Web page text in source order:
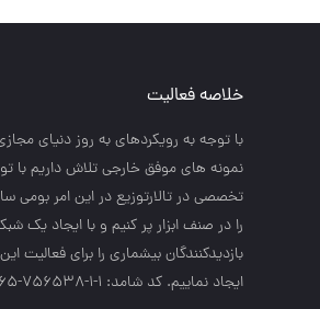
خلاصه فعالیت
با توجه به رويكردهاي به روز دنياي
نمونه هاي موفق خارجي تلاش داريم با
تخصصي در تالارتوزيع در اين امر بومي
را در صنف ابزار پر كنيم و با ايجاد يك
بازديدكنندگان بيشماري را براي فعاليت
ايجاد نماييم. کد شامد: 1-1-756538-65-0-2